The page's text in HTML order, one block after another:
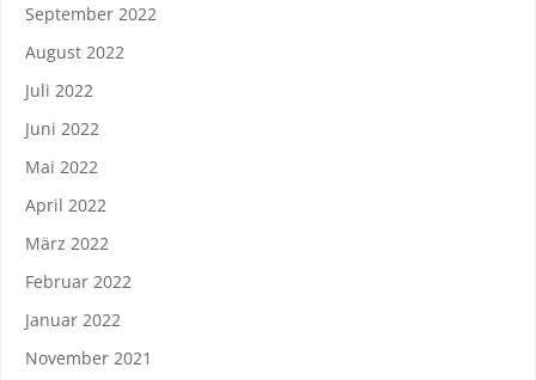
September 2022
August 2022
Juli 2022
Juni 2022
Mai 2022
April 2022
März 2022
Februar 2022
Januar 2022
November 2021